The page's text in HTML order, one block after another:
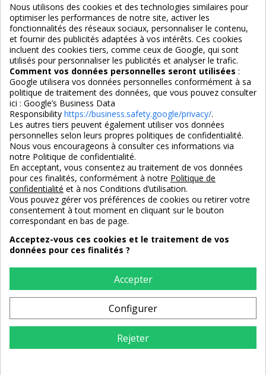
Services
Nous suivre
4,7/5
3X SANS FRAIS
100% sécurisé
PAIEMENT 100% SÉCURISÉ
par CB / Amex / Virement
LIVRAISON 12/18 JOURS
depuis 2008
RETOURS
sous 14 jours
Nous utilisons des cookies et des technologies similaires pour
optimiser les performances de notre site, activer les
fonctionnalités des réseaux sociaux, personnaliser le contenu,
et fournir des publicités adaptées à vos intérêts. Ces cookies
incluent des cookies tiers, comme ceux de Google, qui sont
utilisés pour personnaliser les publicités et analyser le trafic.
Comment vos données personnelles seront utilisées :
Google utilisera vos données personnelles conformément à sa
politique de traitement des données, que vous pouvez consulter
ici : Google’s Business Data
Responsibility https://business.safety.google/privacy/.
Les autres tiers peuvent également utiliser vos données
personnelles selon leurs propres politiques de confidentialité.
Nous vous encourageons à consulter ces informations via
notre Politique de confidentialité.
En acceptant, vous consentez au traitement de vos données
pour ces finalités, conformément à notre Politique de
confidentialité et à nos Conditions d’utilisation.
Vous pouvez gérer vos préférences de cookies ou retirer votre
consentement à tout moment en cliquant sur le bouton
correspondant en bas de page.
Acceptez-vous ces cookies et le traitement de vos
données pour ces finalités ?
Accepter
Configurer
Rejeter